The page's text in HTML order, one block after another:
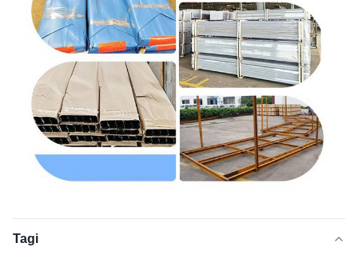
Tagi